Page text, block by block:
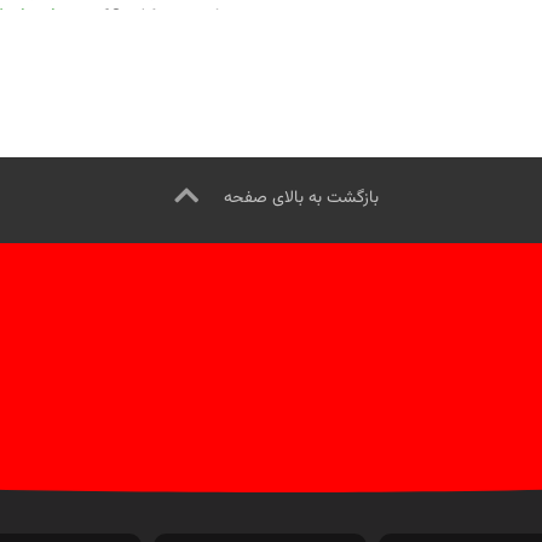
جک هیدرولیکی 10 تن.
تماس از
بازگشت به بالای صفحه